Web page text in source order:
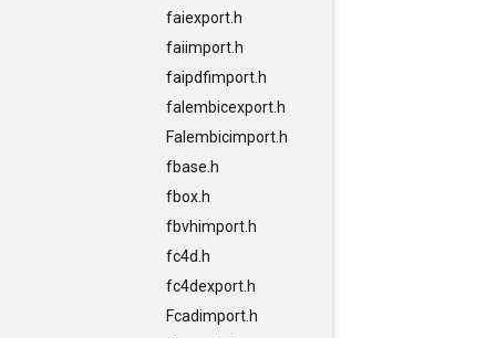
faiexport.h
faiimport.h
faipdfimport.h
falembicexport.h
Falembicimport.h
fbase.h
fbox.h
fbvhimport.h
fc4d.h
fc4dexport.h
Fcadimport.h